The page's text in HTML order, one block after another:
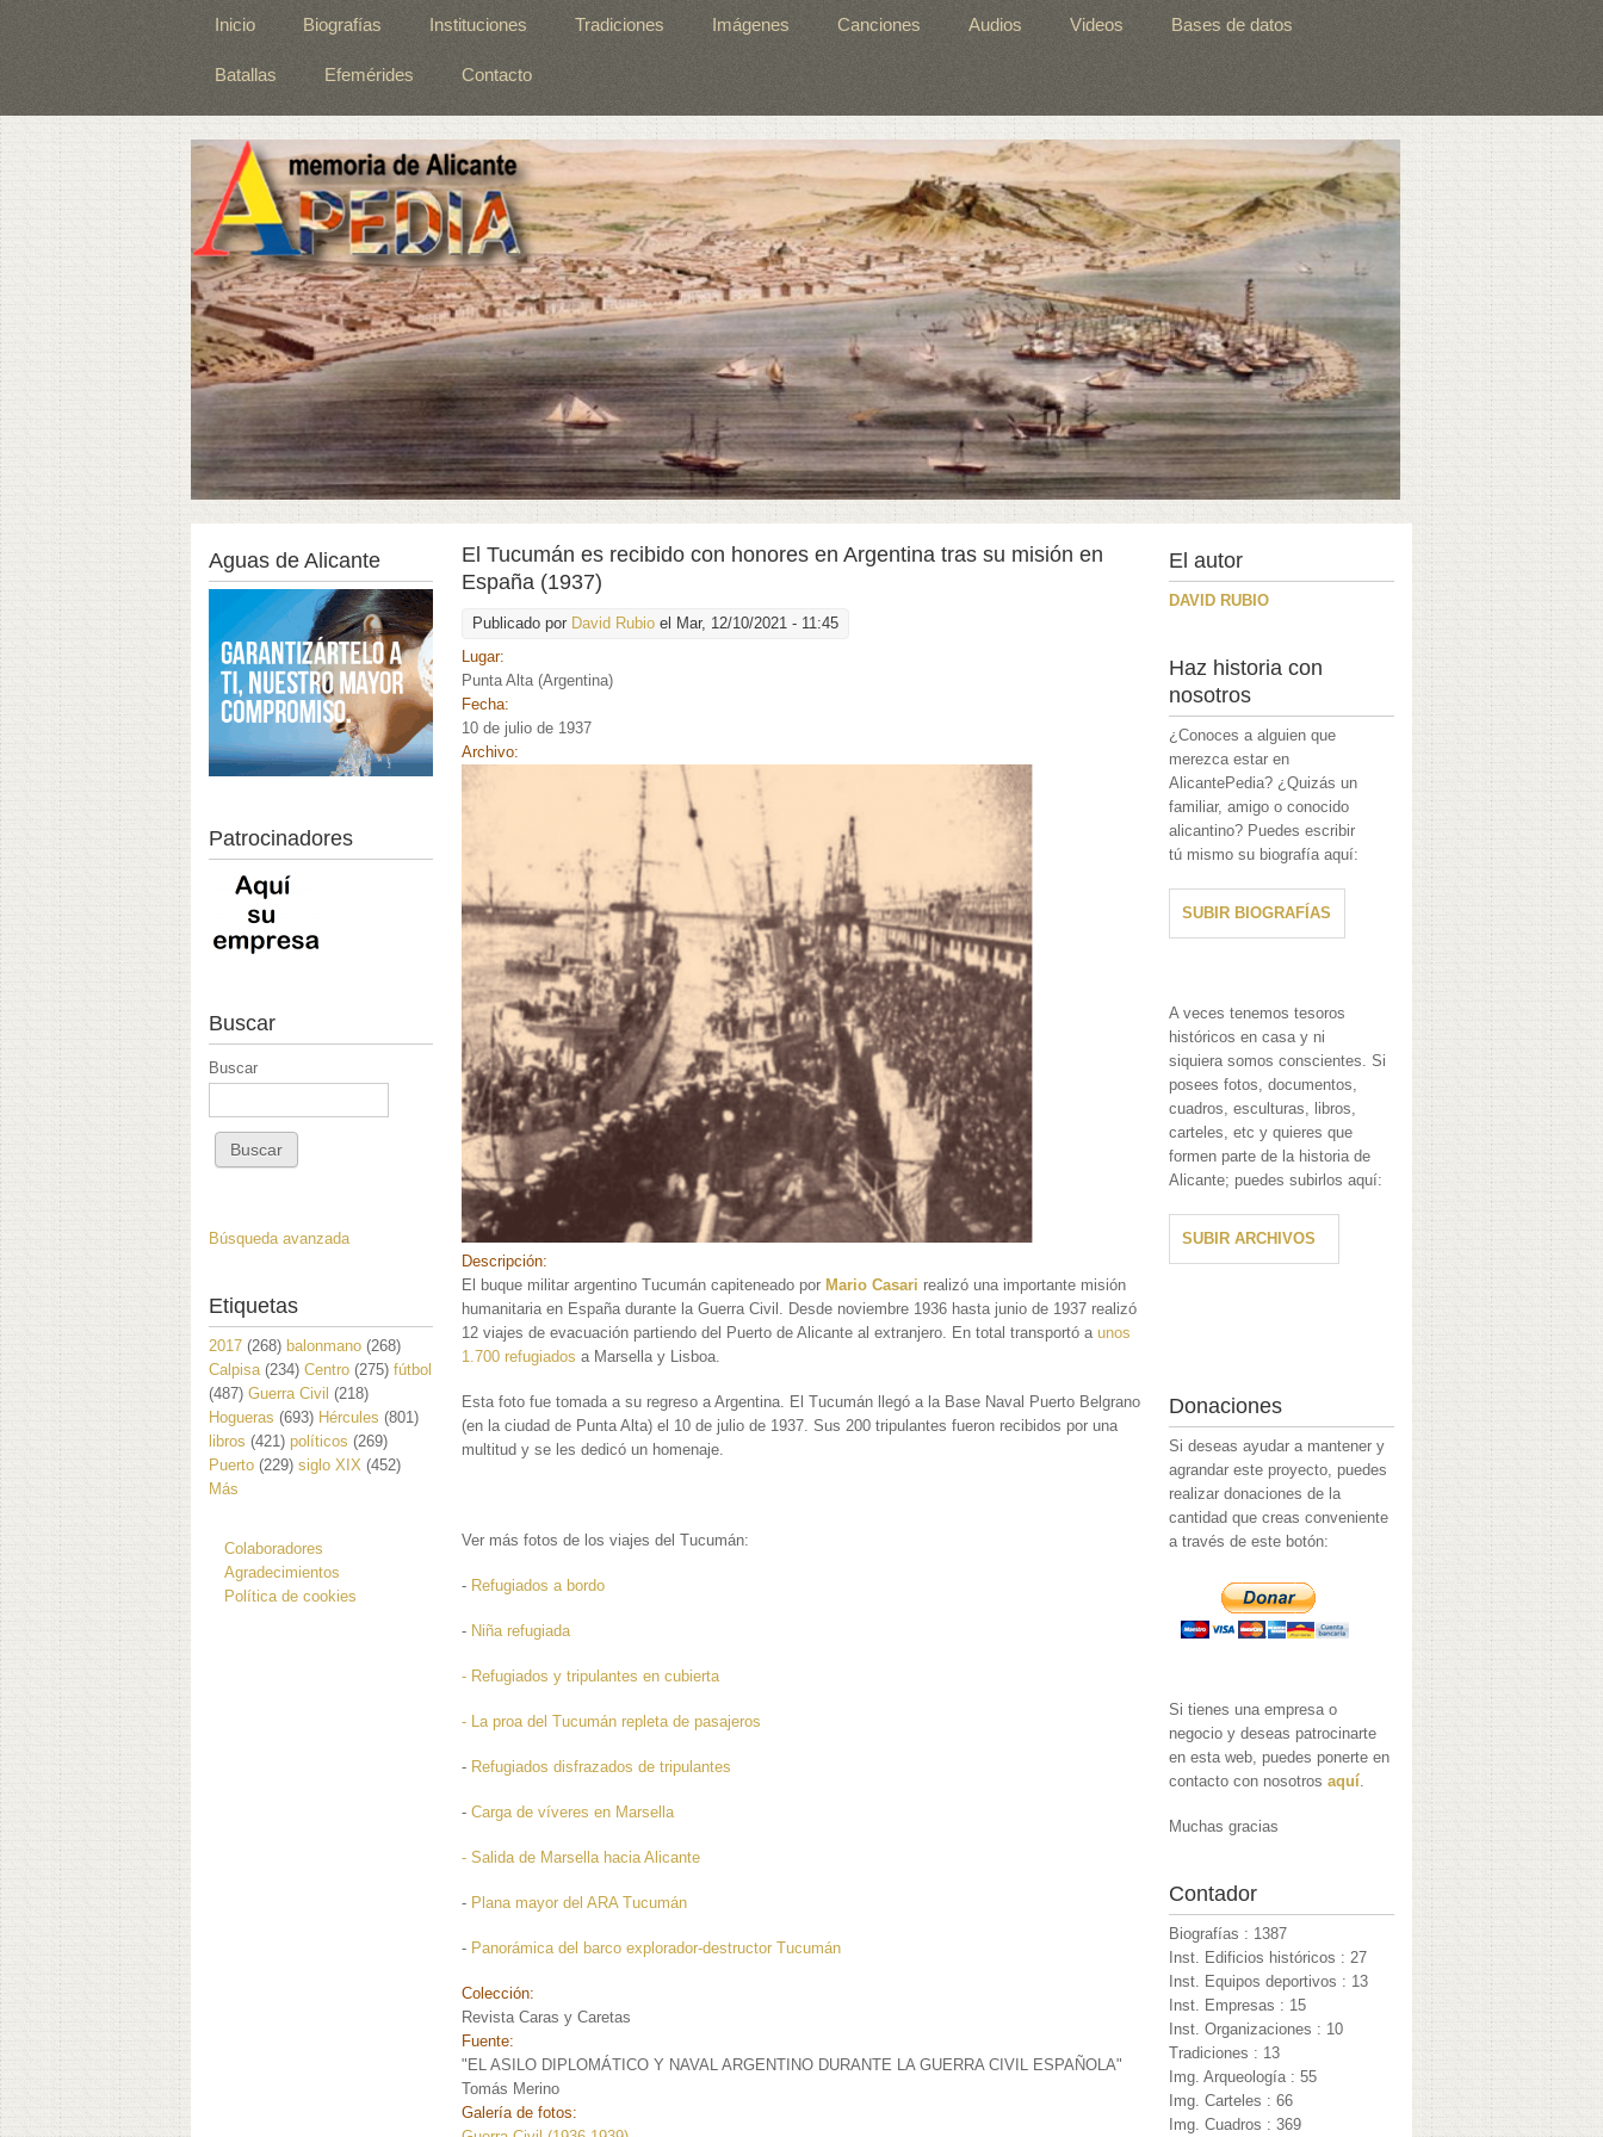
Inicio Biografías Instituciones Tradiciones Imágenes Canciones Audios Videos Bases de datos
Batallas Efemérides Contacto
El Tucumán es recibido con honores en Argentina tras su misión en
España (1937)
Publicado por David Rubio el Mar, 12/10/2021 - 11:45
Lugar:
Punta Alta (Argentina)
Fecha:
10 de julio de 1937
Archivo:
Descripción:
El buque militar argentino Tucumán capiteneado por Mario Casari realizó una importante misión
humanitaria en España durante la Guerra Civil. Desde noviembre 1936 hasta junio de 1937 realizó
12 viajes de evacuación partiendo del Puerto de Alicante al extranjero. En total transportó aunos
1.700 refugiados a Marsella y Lisboa.
Esta foto fue tomada a su regreso a Argentina. El Tucumán llegó a la Base Naval Puerto Belgrano
(en la ciudad de Punta Alta) el 10 de julio de 1937. Sus 200 tripulantes fueron recibidos por una
multitud y se les dedicó un homenaje.
Ver más fotos de los viajes del Tucumán:
- Refugiados a bordo
- Niña refugiada
- Refugiados y tripulantes en cubierta
- La proa del Tucumán repleta de pasajeros
- Refugiados disfrazados de tripulantes
-Carga de víveres en Marsella
- Salida de Marsella hacia Alicante
- Plana mayor del ARA Tucumán
- Panorámica del barco explorador-destructor Tucumán
Colección:
Revista Caras y Caretas
Fuente:
"EL ASILO DIPLOMÁTICO Y NAVAL ARGENTINO DURANTE LA GUERRA CIVIL ESPAÑOLA"
Tomás Merino
Galería de fotos:
Aguas de Alicante
Patrocinadores
Buscar
Buscar
Búsqueda avanzada
Etiquetas
2017 (268) balonmano (268)
Calpisa (234) Centro (275) fútbol
(487) Guerra Civil (218)
Hogueras (693) Hércules (801)
libros (421) políticos (269)
Puerto (229) siglo XIX (452)
Más
Colaboradores
Agradecimientos
Política de cookies
El autor
DAVID RUBIO
Haz historia con
nosotros
¿Conoces a alguien que
merezca estar en
AlicantePedia? ¿Quizás un
familiar, amigo o conocido
alicantino? Puedes escribir
tú mismo su biografía aquí:
SUBIR BIOGRAFÍAS
A veces tenemos tesoros
históricos en casa y ni
siquiera somos conscientes. Si
posees fotos, documentos,
cuadros, esculturas, libros,
carteles, etc y quieres que
formen parte de la historia de
Alicante; puedes subirlos aquí:
SUBIR ARCHIVOS
Donaciones
Si deseas ayudar a mantener y
agrandar este proyecto, puedes
realizar donaciones de la
cantidad que creas conveniente
a través de este botón:
Si tienes una empresa o
negocio y deseas patrocinarte
en esta web, puedes ponerte en
contacto con nosotrosaquí.
Muchas gracias
Contador
Biografías : 1387
Inst. Edificios históricos : 27
Inst. Equipos deportivos : 13
Inst. Empresas : 15
Inst. Organizaciones : 10
Tradiciones : 13
Img. Arqueología : 55
Img. Carteles : 66
Img. Cuadros : 369